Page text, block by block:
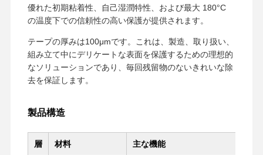
優れた初期粘着性、自己湿潤特性、および最大 180°C
の温度下での信頼性の高い保護が提供されます。
テープの厚みは100μmです。これは、製造、取り扱い、
組み立て中にデリケートな表面を保護するための理想的
なソリューションであり、毎回残留物のないきれいな除
去を保証します。
製品構造
層 材料 主な機能